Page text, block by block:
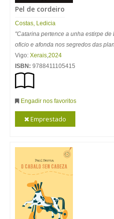
Pel de cordeiro
Costas, Ledicia
"Catarina pertence a unha estirpe
oficio e afonda nos segredos das
Vigo: Xerais,2024
ISBN: 9788411105415
Engadir nos favoritos
Emprestado